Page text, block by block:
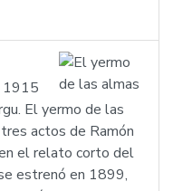
1915
El yermo de las
actos de Ramón
el relato corto del
estrenó en 1899,